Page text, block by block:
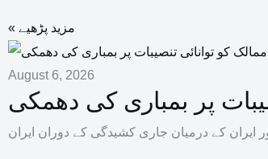
« مزید پڑھیے
August 6, 2026
پر بمباری کی دھمکی